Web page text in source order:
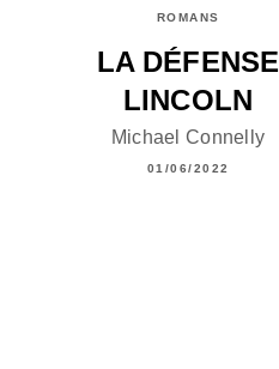
ROMANS
LA DÉFENSE
LINCOLN
Michael Connelly
01/06/2022